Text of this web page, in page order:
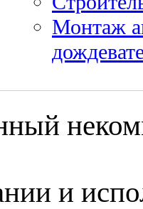
Монтаж
и